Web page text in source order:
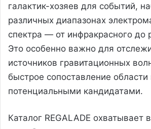
галактик-хозяев для событий,
различных диапазонах
спектра — от инфракрасного до
Это особенно важно для
источников гравитационных
быстрое сопоставление области
потенциальными кандидатами.
Каталог REGALADE охватывает